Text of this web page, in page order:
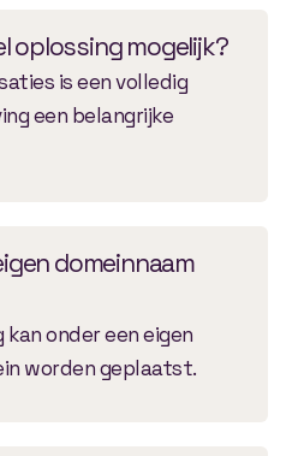
oplossing mogelijk?
is een volledig
een belangrijke
domeinnaam
kan onder een eigen
worden geplaatst.